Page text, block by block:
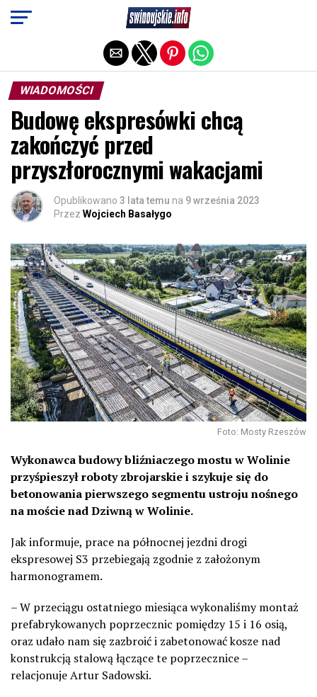
WIADOMOŚCI
Budowę ekspresówki chcą
zakończyć przed
przyszłorocznymi wakacjami
Opublikowano 3 lata temu na 9 września 2023
Przez Wojciech Basałygo
Foto: Mosty Rzeszów
Wykonawca budowy bliźniaczego mostu w Wolinie
przyśpieszył roboty zbrojarskie i szykuje się do
betonowania pierwszego segmentu ustroju nośnego
na moście nad Dziwną w Wolinie.
Jak informuje, prace na północnej jezdni drogi
ekspresowej S3 przebiegają zgodnie z założonym
harmonogramem.
– W przeciągu ostatniego miesiąca wykonaliśmy montaż
prefabrykowanych poprzecznic pomiędzy 15 i 16 osią,
oraz udało nam się zazbroić i zabetonować kosze nad
konstrukcją stalową łączące te poprzecznice –
relacjonuje Artur Sadowski.
Exit mobile version